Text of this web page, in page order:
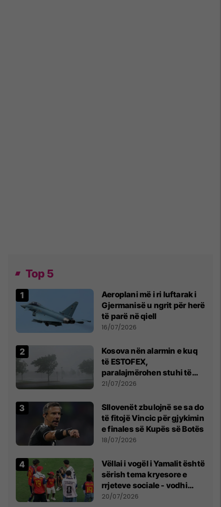
Top 5
Aeroplani më i ri luftarak i
Gjermanisë u ngrit për herë
të parë në qiell
16/07/2026
Kosova nën alarmin e kuq
të ESTOFEX,
paralajmërohen stuhi të
fuqishme me breshër dhe
21/07/2026
Sllovenët zbulojnë se sa do
të fitojë Vincic për gjykimin
e finales së Kupës së Botës
18/07/2026
Vëllai i vogël i Yamalit është
sërish tema kryesore e
rrjeteve sociale - vodhi
vëmendjen pas finales së
20/07/2026